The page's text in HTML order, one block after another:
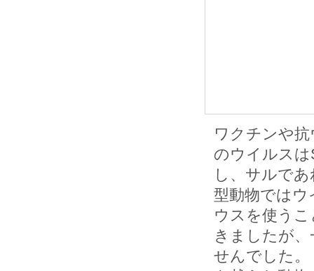
ワクチンや
のウイルス
し、サルで
型動物ではウ
ウスを使う
きましたが
せんでした。